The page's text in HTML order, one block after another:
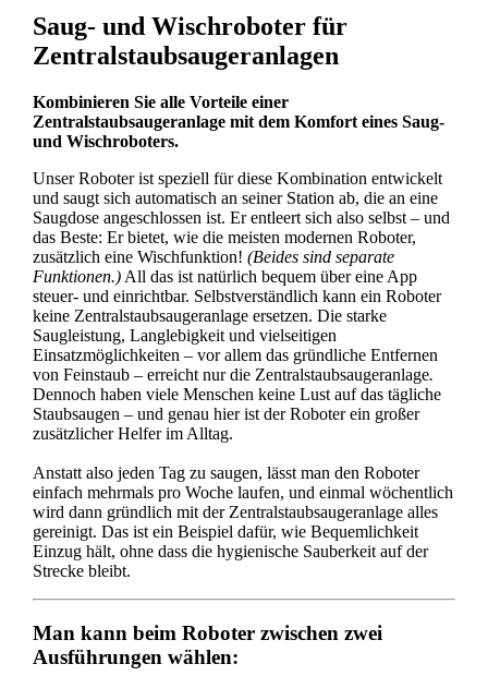
Saug- und Wischroboter für
Zentralstaubsaugeranlagen
Kombinieren Sie alle Vorteile einer
Zentralstaubsaugeranlage mit dem Komfort eines Saug-
und Wischroboters.
Unser Roboter ist speziell für diese Kombination entwickelt
und saugt sich automatisch an seiner Station ab, die an eine
Saugdose angeschlossen ist. Er entleert sich also selbst – und
das Beste: Er bietet, wie die meisten modernen Roboter,
zusätzlich eine Wischfunktion! (Beides sind separate
Funktionen.)All das ist natürlich bequem über eine App
steuer- und einrichtbar. Selbstverständlich kann ein Roboter
keine Zentralstaubsaugeranlage ersetzen. Die starke
Saugleistung, Langlebigkeit und vielseitigen
Einsatzmöglichkeiten – vor allem das gründliche Entfernen
von Feinstaub – erreicht nur die Zentralstaubsaugeranlage.
Dennoch haben viele Menschen keine Lust auf das tägliche
Staubsaugen – und genau hier ist der Roboter ein großer
zusätzlicher Helfer im Alltag.
Anstatt also jeden Tag zu saugen, lässt man den Roboter
einfach mehrmals pro Woche laufen, und einmal wöchentlich
wird dann gründlich mit der Zentralstaubsaugeranlage alles
gereinigt. Das ist ein Beispiel dafür, wie Bequemlichkeit
Einzug hält, ohne dass die hygienische Sauberkeit auf der
Strecke bleibt.
Man kann beim Roboter zwischen zwei
Ausführungen wählen: